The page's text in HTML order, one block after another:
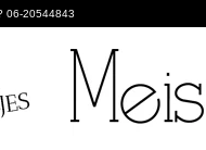
06-20544843